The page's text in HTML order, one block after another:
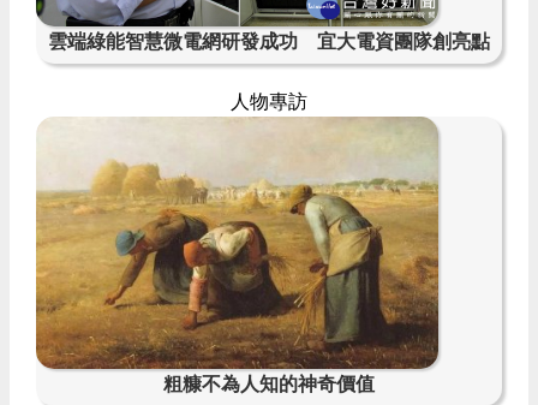
雲端綠能智慧微電網研發成功 宜大電資團隊創亮點
人物專訪
粗糠不為人知的神奇價值